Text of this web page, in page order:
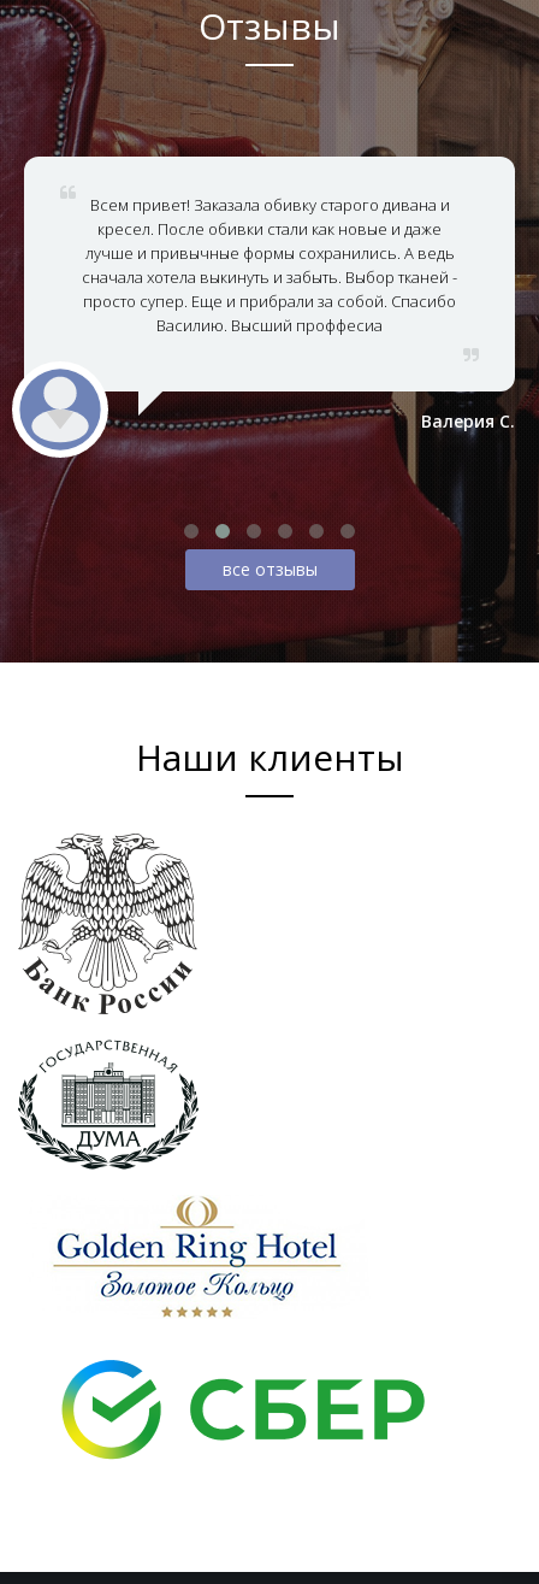
Отзывы
Всем привет! Заказала обивку старого дивана и
кресел. После обивки стали как новые и даже
лучше и привычные формы сохранились. А ведь
сначала хотела выкинуть и забыть. Выбор тканей -
просто супер. Еще и прибрали за собой. Спасибо
Василию. Высший проффесиа
Валерия С.
все отзывы
Наши клиенты